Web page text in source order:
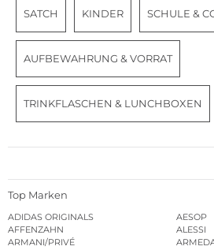
SATCH KINDER SCHULE &
AUFBEWAHRUNG & VORRAT
TRINKFLASCHEN & LUNCHBOXEN
Top Marken
ADIDAS ORIGINALS
AESOP
AFFENZAHN
ALESSI
ARMANI/PRIVÉ